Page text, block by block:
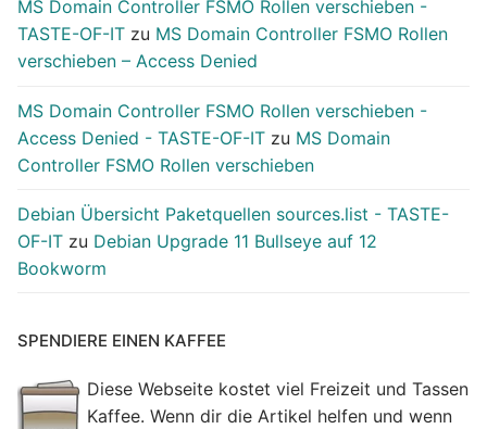
MS Domain Controller FSMO Rollen verschieben -
TASTE-OF-IT zu MS Domain Controller FSMO Rollen
verschieben – Access Denied
MS Domain Controller FSMO Rollen verschieben -
Access Denied - TASTE-OF-IT zu MS Domain
Controller FSMO Rollen verschieben
Debian Übersicht Paketquellen sources.list - TASTE-
OF-IT zu Debian Upgrade 11 Bullseye auf 12
Bookworm
SPENDIERE EINEN KAFFEE
Diese Webseite kostet viel Freizeit und Tassen
Kaffee. Wenn dir die Artikel helfen und wenn